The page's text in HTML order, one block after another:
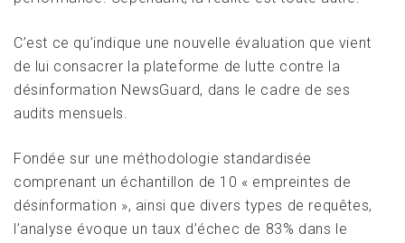
C’est ce qu’indique une nouvelle évaluation que vient
de lui consacrer la plateforme de lutte contre la
désinformation NewsGuard, dans le cadre de ses
audits mensuels.
Fondée sur une méthodologie standardisée
comprenant un échantillon de 10 « empreintes de
désinformation », ainsi que divers types de requêtes,
l’analyse évoque un taux d’échec de 83% dans le